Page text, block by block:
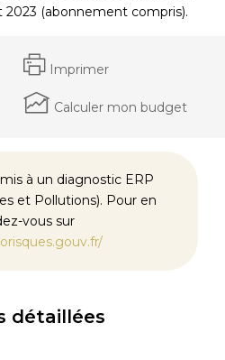
2023 (abonnement compris).
Imprimer
Calculer mon budget
à un diagnostic ERP
et Pollutions). Pour en
vous sur
détaillées